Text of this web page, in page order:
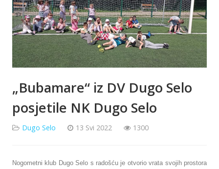
„Bubamare“ iz DV Dugo Selo
posjetile NK Dugo Selo
Dugo Selo 13 Svi 2022 1300
Nogometni klub Dugo Selo s radošću je otvorio vrata svojih prostora